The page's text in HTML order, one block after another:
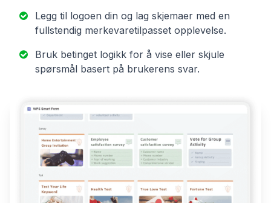
Legg til logoen din og lag skjemaer med en
fullstendig merkevaretilpasset opplevelse.
Bruk betinget logikk for å vise eller skjule
spørsmål basert på brukerens svar.